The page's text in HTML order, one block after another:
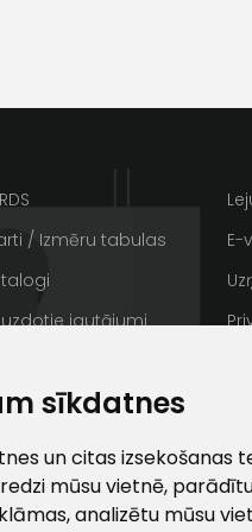
sīkdatnes
un citas izsekošanas
mūsu vietnē,
analizētu mūsu
/ Izmēru tabulas
uzdotie jautājumi
Galerija
E-
veikala
privātuma politikai
un īpašos piedāvājumus e-